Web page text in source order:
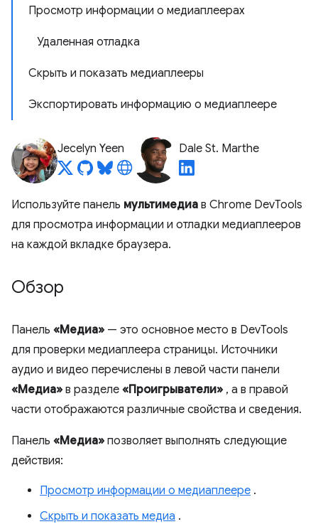
Просмотр информации о медиаплеерах
Удаленная отладка
Скрыть и показать медиаплееры
Экспортировать информацию о медиаплеере
Jecelyn Yeen Dale St. Marthe
Используйте панель мультимедиа в Chrome DevTools
для просмотра информации и отладки медиаплееров
на каждой вкладке браузера.
Обзор
Панель «Медиа» — это основное место в DevTools
для проверки медиаплеера страницы. Источники
аудио и видео перечислены в левой части панели
«Медиа» в разделе «Проигрыватели» , а в правой
части отображаются различные свойства и сведения.
Панель «Медиа» позволяет выполнять следующие
действия:
Просмотр информации о медиаплеере .
Скрыть и показать медиа .